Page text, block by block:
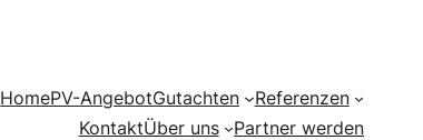
HomePV-AngebotGutachten
Referenzen
KontaktÜber uns Partner werden